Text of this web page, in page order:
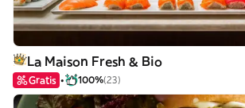
La Maison Fresh & Bio
Gratis 100%(23)